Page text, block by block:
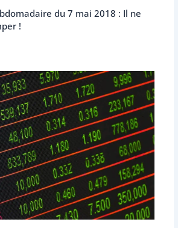
du 7 mai 2018 : Il ne
!